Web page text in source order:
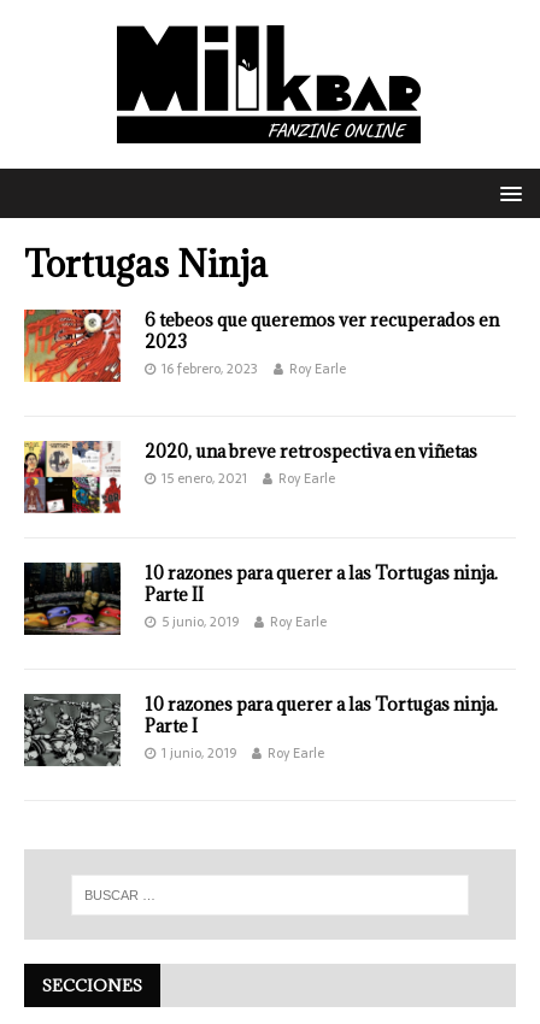
Tortugas Ninja
6 tebeos que queremos ver recuperados en
2023
16 febrero, 2023 Roy Earle
2020, una breve retrospectiva en viñetas
15 enero, 2021 Roy Earle
10 razones para querer a las Tortugas ninja.
Parte II
5 junio, 2019 Roy Earle
10 razones para querer a las Tortugas ninja.
Parte I
1 junio, 2019 Roy Earle
SECCIONES